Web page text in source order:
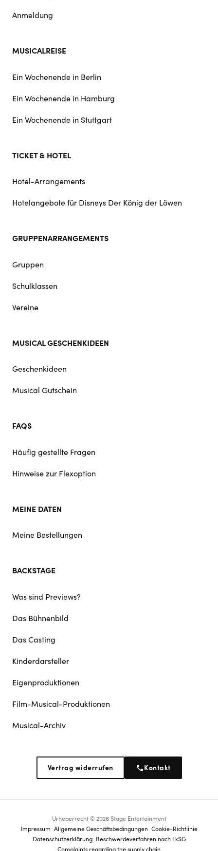
Anmeldung
MUSICALREISE
Ein Wochenende in Berlin
Ein Wochenende in Hamburg
Ein Wochenende in Stuttgart
TICKET & HOTEL
Hotel-Arrangements
Hotelangebote für Disneys Der König der Löwen
GRUPPENARRANGEMENTS
Gruppen
Schulklassen
Vereine
MUSICAL GESCHENKIDEEN
Geschenkideen
Musical Gutschein
FAQS
Häufig gestellte Fragen
Hinweise zur Flexoption
MEINE DATEN
Meine Bestellungen
BACKSTAGE
Was sind Previews?
Das Bühnenbild
Das Casting
Kinderdarsteller
Eigenproduktionen
Film-Musical-Produktionen
Musical-Archiv
Vertrag widerrufen Kontakt
Urheberrecht © 2026 Stage Entertainment
Footer
navigation
Impressum Allgemeine Geschäftsbedingungen Cookie-Richtlinie
Datenschutz­erklärung Beschwerdeverfahren nach LkSG
Complaints regarding the supply chain